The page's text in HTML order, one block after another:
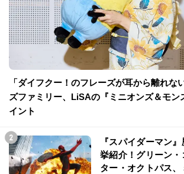
「ダイフクー！のフレーズが耳から離れな
ズファミリー、LiSAの『ミニオンズ＆モン
イント
『スパイダーマン
挙紹介！グリーン・
ター・オクトパス